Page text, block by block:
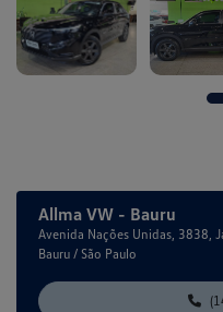
Allma VW - Bauru
Avenida Nações Unidas, 3838,
Bauru / São Paulo